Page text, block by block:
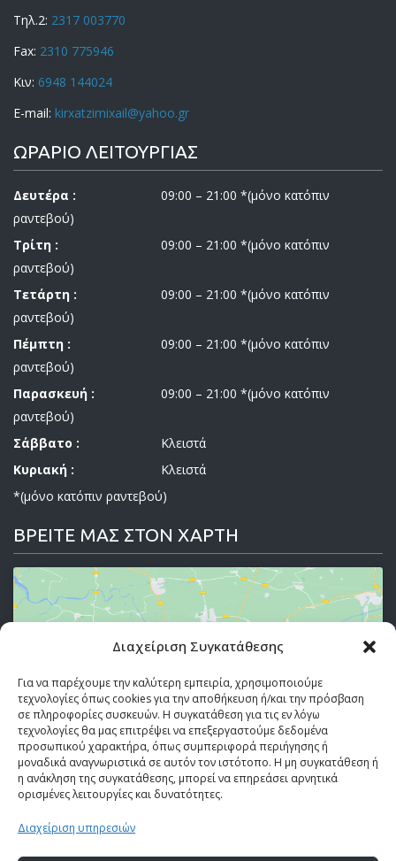
Διαχείριση Συγκατάθεσης
Για να παρέχουμε την καλύτερη εμπειρία, χρησιμοποιούμε
τεχνολογίες όπως cookies για την αποθήκευση ή/και την πρόσβαση
σε πληροφορίες συσκευών. Η συγκατάθεση για τις εν λόγω
τεχνολογίες θα μας επιτρέψει να επεξεργαστούμε δεδομένα
προσωπικού χαρακτήρα, όπως συμπεριφορά περιήγησης ή
μοναδικά αναγνωριστικά σε αυτόν τον ιστότοπο. Η μη συγκατάθεση ή
η ανάκληση της συγκατάθεσης, μπορεί να επηρεάσει αρνητικά
ορισμένες λειτουργίες και δυνατότητες.
Διαχείριση υπηρεσιών
Τηλ.2: 2317 003770
Fax: 2310 775946
Κιν: 6948 144024
E-mail: kirxatzimixail@yahoo.gr
ΩΡΑΡΙΟ ΛΕΙΤΟΥΡΓΙΑΣ
Δευτέρα :
09:00 – 21:00 *(μόνο κατόπιν
ραντεβού)
Τρίτη :
09:00 – 21:00 *(μόνο κατόπιν
ραντεβού)
Τετάρτη :
09:00 – 21:00 *(μόνο κατόπιν
ραντεβού)
Πέμπτη :
09:00 – 21:00 *(μόνο κατόπιν
ραντεβού)
Παρασκευή :
09:00 – 21:00 *(μόνο κατόπιν
ραντεβού)
Σάββατο :
Κλειστά
Κυριακή :
Κλειστά
*(μόνο κατόπιν ραντεβού)
ΒΡΕΙΤΕ ΜΑΣ ΣΤΟΝ ΧΑΡΤΗ
ενεργοποιήσετε το Google maps.
Πολιτική Cookies
Συμφωνώ